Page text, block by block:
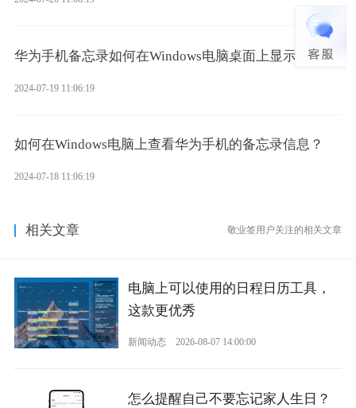
华为手机备忘录如何在Windows电脑桌面上显示？
2024-07-19 11:06:19
如何在Windows电脑上查看华为手机的备忘录信息？
2024-07-18 11:06:19
相关文章 敬业签用户关注的相关文章
电脑上可以使用的日程日历工具，
这款更优秀
新闻动态 2026-08-07 14:00:00
怎么提醒自己不要忘记家人生日？